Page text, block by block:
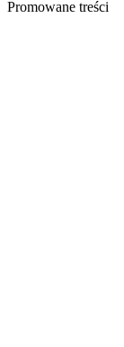
Promowane treści